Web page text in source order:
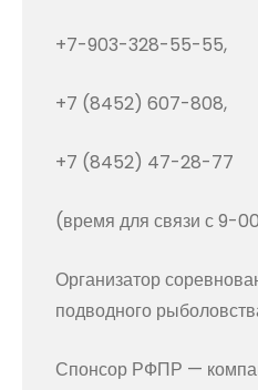
+7-903-328-55-55,
+7 (8452) 607-808,
+7 (8452) 47-28-77
(время для связи с 9-
Организатор
подводного
Спонсор РФПР —